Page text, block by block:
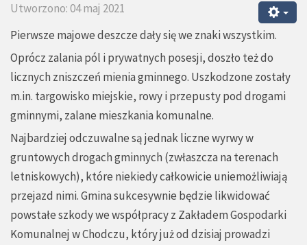
Utworzono: 04 maj 2021
Pierwsze majowe deszcze dały się we znaki wszystkim.
Oprócz zalania pól i prywatnych posesji, doszło też do
licznych zniszczeń mienia gminnego. Uszkodzone zostały
m.in. targowisko miejskie, rowy i przepusty pod drogami
gminnymi, zalane mieszkania komunalne.
Najbardziej odczuwalne są jednak liczne wyrwy w
gruntowych drogach gminnych (zwłaszcza na terenach
letniskowych), które niekiedy całkowicie uniemożliwiają
przejazd nimi. Gmina sukcesywnie będzie likwidować
powstałe szkody we współpracy z Zakładem Gospodarki
Komunalnej w Chodczu, który już od dzisiaj prowadzi